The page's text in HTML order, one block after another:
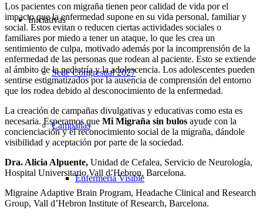
Iniciativas
Sede Congresual 2027
Campañas
Enfermería Visible
Los pacientes con migraña tienen peor calidad de vida por el
impacto que la enfermedad supone en su vida personal, familiar y
social. Estos evitan o reducen ciertas actividades sociales o
familiares por miedo a tener un ataque, lo que les crea un
sentimiento de culpa, motivado además por la incomprensión de la
enfermedad de las personas que rodean al paciente. Esto se extiende
al ámbito de la pediatría y la adolescencia. Los adolescentes pueden
sentirse estigmatizados por la ausencia de comprensión del entorno
que los rodea debido al desconocimiento de la enfermedad.
La creación de campañas divulgativas y educativas como esta es
necesaria. Esperamos que Mi Migraña sin bulos ayude con la
concienciación y el reconocimiento social de la migraña, dándole
visibilidad y aceptación por parte de la sociedad.
Dra. Alicia Alpuente, Unidad de Cefalea, Servicio de Neurología,
Hospital Universitario Vall d’Hebron, Barcelona.
Migraine Adaptive Brain Program, Headache Clinical and Research
Group, Vall d’Hebron Institute of Research, Barcelona.